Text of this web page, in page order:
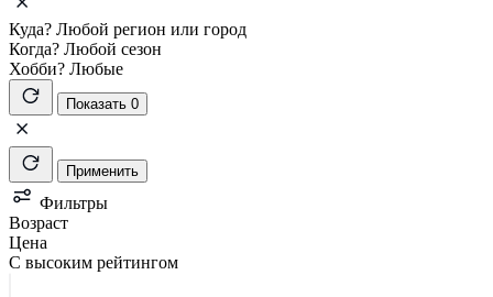
Куда? Любой регион или город
Когда? Любой сезон
Хобби? Любые
Показать 0
Применить
Фильтры
Возраст
Цена
С высоким рейтингом